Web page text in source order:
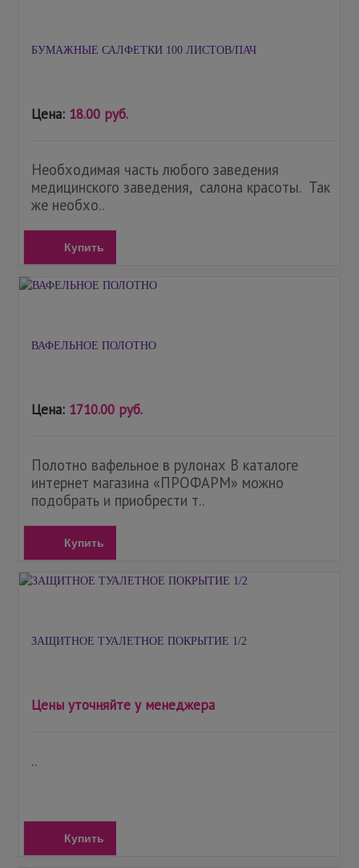
БУМАЖНЫЕ САЛФЕТКИ 100 ЛИСТОВ/ПАЧ
Цена: 18.00 руб.
Необходимая часть любого заведения
медицинского заведения, салона красоты. Так
же необхо..
Купить
ВАФЕЛЬНОЕ ПОЛОТНО
Цена: 1710.00 руб.
Полотно вафельное в рулонах В каталоге
интернет магазина «ПРОФАРМ» можно
подобрать и приобрести т..
Купить
ЗАЩИТНОЕ ТУАЛЕТНОЕ ПОКРЫТИЕ 1/2
Цены уточняйте у менеджера
..
Купить